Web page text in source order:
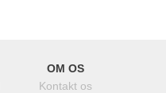
OM OS
Kontakt os